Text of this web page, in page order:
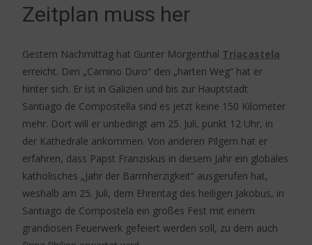
Zeitplan muss her
Gestern Nachmittag hat Gunter Morgenthal Triacastela
erreicht. Den „Camino Duro“ den „harten Weg“ hat er
hinter sich. Er ist in Galizien und bis zur Hauptstadt
Santiago de Compostella sind es jetzt keine 150 Kilometer
mehr. Dort will er unbedingt am 25. Juli, punkt 12 Uhr, in
der Kathedrale ankommen. Von anderen Pilgern hat er
erfahren, dass Papst Franziskus in diesem Jahr ein globales
katholisches „Jahr der Barmherzigkeit“ ausgerufen hat,
weshalb am 25. Juli, dem Ehrentag des heiligen Jakobus, in
Santiago de Compostela ein großes Fest mit einem
grandiosen Feuerwerk gefeiert werden soll, zu dem auch